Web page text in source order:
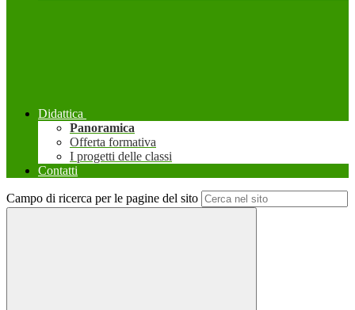
Didattica
Panoramica
Offerta formativa
I progetti delle classi
Contatti
Campo di ricerca per le pagine del sito